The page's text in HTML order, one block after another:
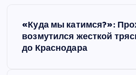
«Куда мы катимся?»:
возмутился жесткой
до Краснодара